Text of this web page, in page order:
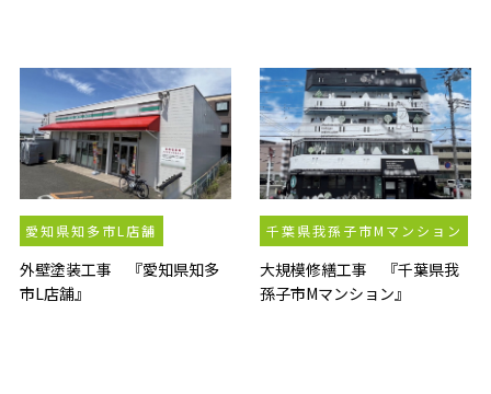
愛知県知多市L店舗
外壁塗装工事 『愛知県知多
市L店舗』
千葉県我孫子市Mマンション
大規模修繕工事 『千葉県我
孫子市Mマンション』